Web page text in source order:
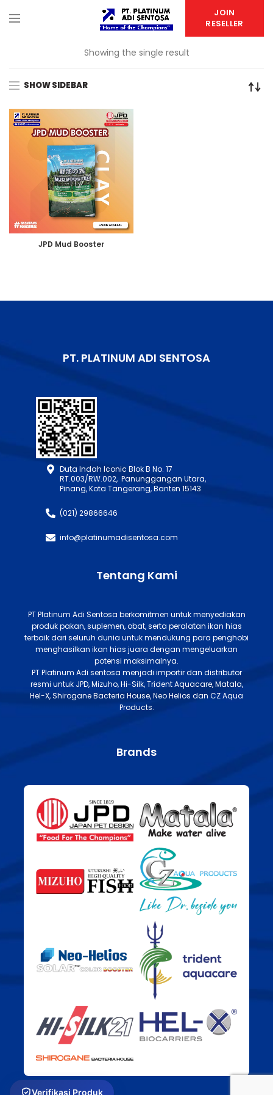
JOIN
RESELLER
Showing the single result
SHOW SIDEBAR
JPD Mud Booster
PT. PLATINUM ADI SENTOSA
Duta Indah Iconic Blok B No. 17
RT.003/RW.002, Panunggangan Utara,
Pinang, Kota Tangerang, Banten 15143
(021) 29866646
info@platinumadisentosa.com
Tentang Kami
PT Platinum Adi Sentosa berkomitmen untuk menyediakan
produk pakan, suplemen, obat, serta peralatan ikan hias
terbaik dari seluruh dunia untuk mendukung para penghobi
menghasilkan ikan hias juara dengan mengeluarkan
potensi maksimalnya.
PT Platinum Adi sentosa menjadi importir dan distributor
resmi untuk JPD, Mizuho, Hi-Silk, Trident Aquacare, Matala,
Hel-X, Shirogane Bacteria House, Neo Helios dan CZ Aqua
Products.
Brands
Verifikasi Produk